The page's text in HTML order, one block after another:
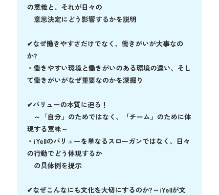
の意義と、それが日々の
意思決定にどう影響するかを説明
✔なぜ働きやすさだけでなく、働きがいが大事なの
か?
・働きやすい環境と働きがいのある環境の違い、そし
て働きがいがなぜ重要なのかを深掘り
✔バリューの本質に迫る！
～「自分」のためではなく、「チーム」のために体
現する意味～
・iYellのバリューを単なるスローガンではなく、日々
の行動でどう体現するか
の具体例を提示
✔なぜこんなにも文化を大切にするのか?～iYellが文